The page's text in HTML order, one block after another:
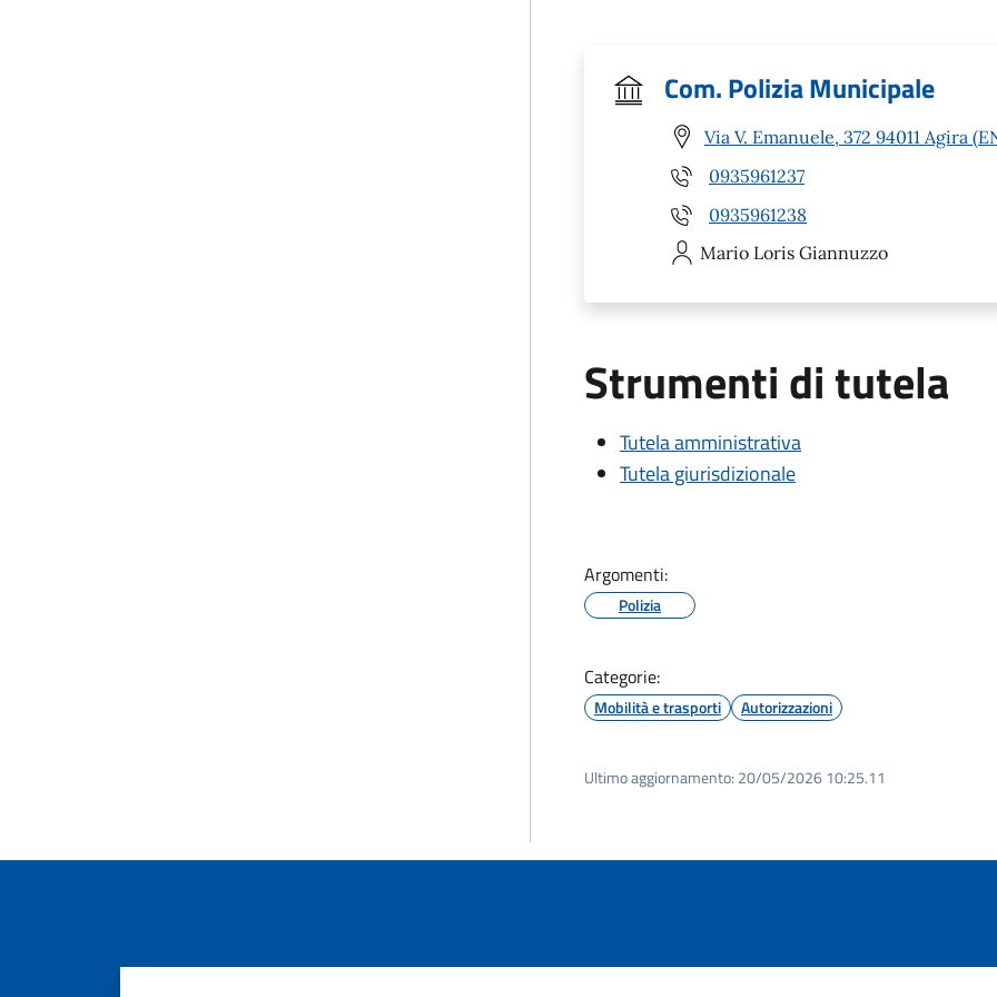
Com. Polizia Municipale
Via V. Emanuele, 372 94011 Agira
0935961237
0935961238
Mario Loris Giannuzzo
Strumenti di tutela
Tutela amministrativa
Tutela giurisdizionale
Argomenti:
Polizia
Categorie:
Mobilità e trasporti Autorizzazioni
Ultimo aggiornamento: 20/05/2026 10:25.11